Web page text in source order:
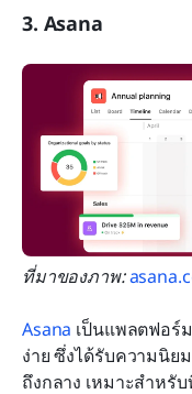
3. Asana
ที่มาของภาพ:
Asana เป็นแพลตฟอร์
ง่าย ซึ่งได้รับความนิย
ถึงกลาง เหมาะสำหรั